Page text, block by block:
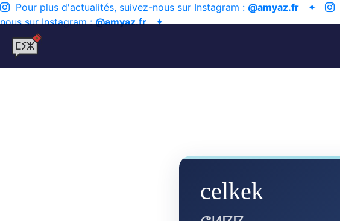
Pour plus d'actualités, suivez-nous sur Instagram : @amyaz.fr ✦
nous sur Instagram :@amyaz.fr✦
celkek